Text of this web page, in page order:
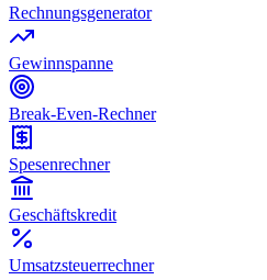
Rechnungsgenerator
Gewinnspanne
Break-Even-Rechner
Spesenrechner
Geschäftskredit
Umsatzsteuerrechner